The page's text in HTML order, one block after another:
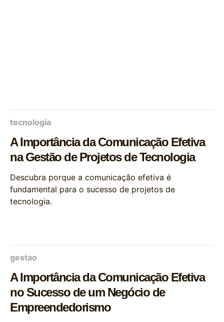
tecnologia
A Importância da Comunicação Efetiva
na Gestão de Projetos de Tecnologia
Descubra porque a comunicação efetiva é
fundamental para o sucesso de projetos de
tecnologia.
gestao
A Importância da Comunicação Efetiva
no Sucesso de um Negócio de
Empreendedorismo